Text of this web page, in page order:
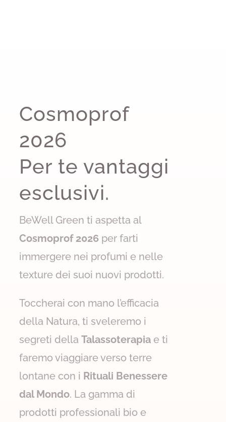
Cosmoprof
2026
Per te vantaggi
esclusivi.
BeWell Green ti aspetta al
Cosmoprof 2026per farti
immergere nei profumi e nelle
texture dei suoi nuovi prodotti.
Toccherai con mano l’efficacia
della Natura, ti sveleremo i
segreti della Talassoterapiae ti
faremo viaggiare verso terre
lontane con i Rituali Benessere
dal Mondo. La gamma di
prodotti professionali bio e